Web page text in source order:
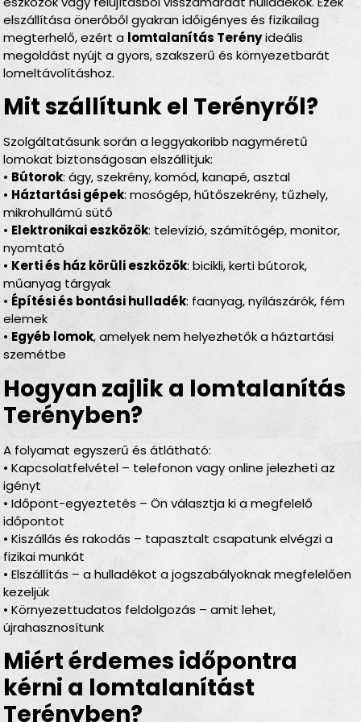
elszállítása önerőből gyakran időigényes és fizikailag
megterhelő, ezért a lomtalanítás Terényideális
megoldást nyújt a gyors, szakszerű és környezetbarát
lomeltávolításhoz.
Mit szállítunk el Terényről?
Szolgáltatásunk során a leggyakoribb nagyméretű
lomokat biztonságosan elszállítjuk:
• Bútorok: ágy, szekrény, komód, kanapé, asztal
• Háztartási gépek: mosógép, hűtőszekrény, tűzhely,
mikrohullámú sütő
• Elektronikai eszközök: televízió, számítógép, monitor,
nyomtató
• Kerti és ház körüli eszközök: bicikli, kerti bútorok,
műanyag tárgyak
• Építési és bontási hulladék: faanyag, nyílászárók, fém
elemek
• Egyéb lomok, amelyek nem helyezhetők a háztartási
szemétbe
Hogyan zajlik a lomtalanítás
Terényben?
A folyamat egyszerű és átlátható:
• Kapcsolatfelvétel – telefonon vagy online jelezheti az
igényt
• Időpont-egyeztetés – Ön választja ki a megfelelő
időpontot
• Kiszállás és rakodás – tapasztalt csapatunk elvégzi a
fizikai munkát
• Elszállítás – a hulladékot a jogszabályoknak megfelelően
kezeljük
• Környezettudatos feldolgozás – amit lehet,
újrahasznosítunk
Miért érdemes időpontra
kérni a lomtalanítást
Terényben?